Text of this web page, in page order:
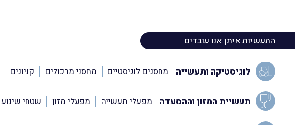
התעשיות איתן אנו עובדים
לוגיסטיקה ותעשייה מחסנים לוגיסטיים מחסני מרכולים קניונים
תעשיית המזון וההסעדה מפעלי תעשייה מפעלי מזון שטחי שינוע